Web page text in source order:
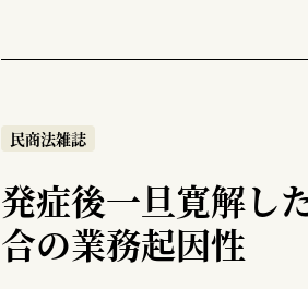
民商法雑誌
発症後一旦寛解し
合の業務起因性